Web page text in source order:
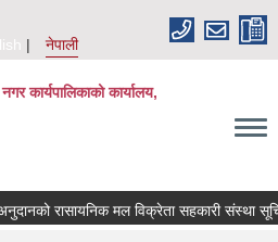
नेपाली
कार्यपालिकाको कार्यालय,
रासायनिक मल विक्रेता सहकारी संस्था